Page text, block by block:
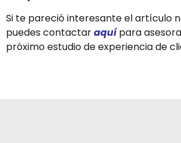
Si te pareció interesante el artículo
puedes contactaraquípara
próximo estudio de experiencia de